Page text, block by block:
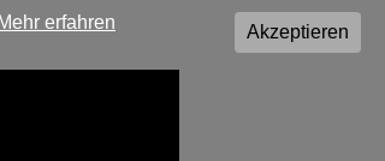
Akzeptieren
Mehr erfahren